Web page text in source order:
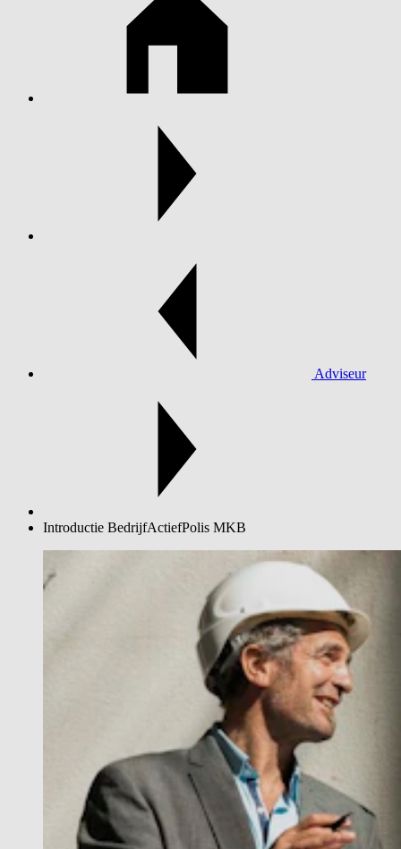
Adviseur
Introductie BedrijfActiefPolis MKB